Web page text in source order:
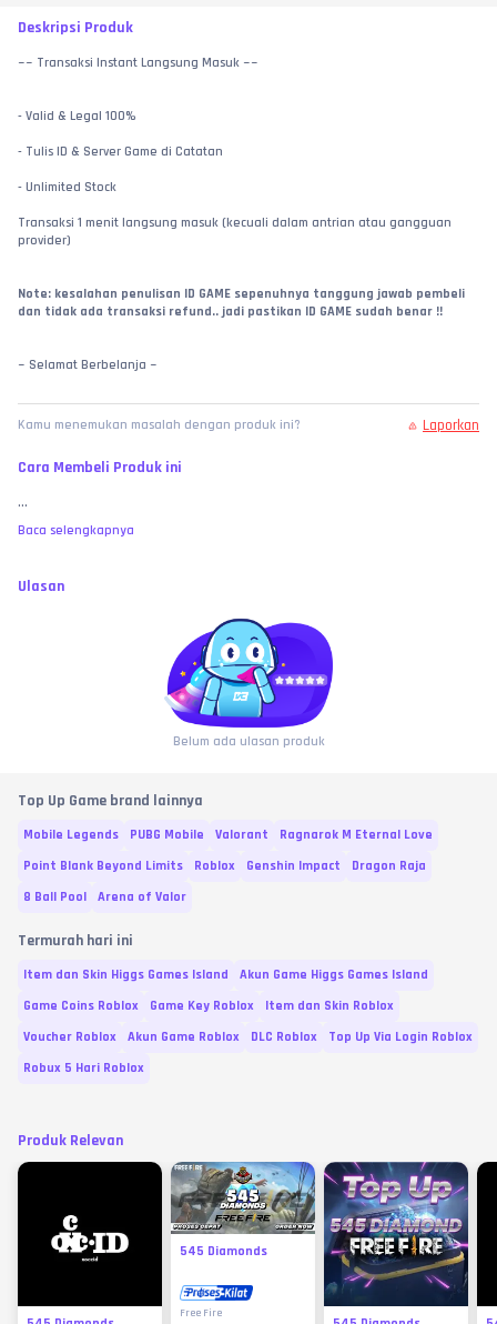
Deskripsi Produk
~~ Transaksi Instant Langsung Masuk ~~
- Valid & Legal 100%
- Tulis ID & Server Game di Catatan
- Unlimited Stock
Transaksi 1 menit langsung masuk (kecuali dalam antrian atau gangguan
provider)
Note: kesalahan penulisan ID GAME sepenuhnya tanggung jawab pembeli
dan tidak ada transaksi refund.. jadi pastikan ID GAME sudah benar !!
~ Selamat Berbelanja ~
Kamu menemukan masalah dengan produk ini? Laporkan
Cara Membeli Produk ini
...
Baca selengkapnya
Ulasan
Belum ada ulasan produk
Top Up Game brand lainnya
Mobile Legends PUBG Mobile Valorant
Ragnarok M Eternal Love
Point Blank Beyond Limits
Roblox Genshin Impact
Dragon Raja
8 Ball Pool
Arena of Valor
Termurah hari ini
Item dan Skin Higgs Games Island
Akun Game Higgs Games Island
Game Coins Roblox
Game Key Roblox
Item dan Skin Roblox
Voucher Roblox
Akun Game Roblox DLC Roblox
Top Up Via Login Roblox
Robux 5 Hari Roblox
Produk Relevan
545 Diamonds
Free Fire